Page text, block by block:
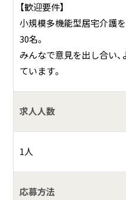
【歓迎要件】
小規模多機能型居宅介護
30名。
みんなで意見を出し合い
ています。
求人人数
1人
応募方法